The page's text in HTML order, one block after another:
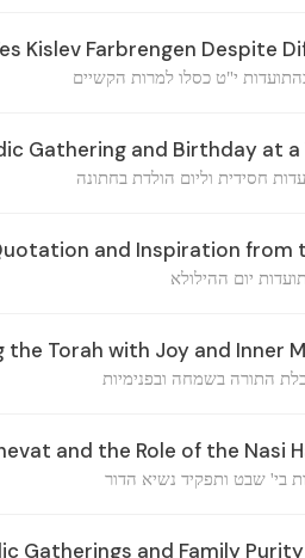
Kislev Farbrengen Despite
י"ט כסלו למרות הקשיים
Gathering and Birthday at
חסידית וליום הולדת בחתונה
and Inspiration from
יום ההילולא
the Torah with Joy and Inner
התורה בשמחה ובפנימיות
and the Role of the Nasi
בי' שבט ותפקיד נשיא הדור
Gatherings and Family Purity